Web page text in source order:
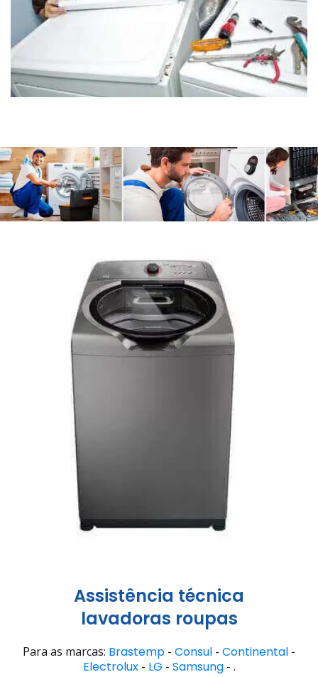
Assistência técnica
lavadoras roupas
Para as marcas: Brastemp - Consul - Continental -
Electrolux- LG - Samsung- .